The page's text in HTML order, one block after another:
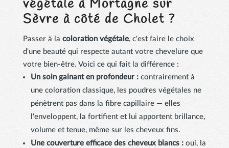
végétale à Mortagne sur
Sèvre à côté de Cholet ?
Passer à la coloration végétale, c'est faire le choix
d'une beauté qui respecte autant votre chevelure que
votre bien-être. Voici ce qui fait la différence :
Un soin gainant en profondeur :contrairement à
une coloration classique, les poudres végétales ne
pénètrent pas dans la fibre capillaire — elles
l'enveloppent, la fortifient et lui apportent brillance,
volume et tenue, même sur les cheveux fins.
Une couverture efficace des cheveux blancs :oui, la